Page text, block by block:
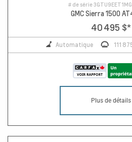
# de série
GMC Sierra 1500
40 495 $*
Automatique 111
Plus de détails